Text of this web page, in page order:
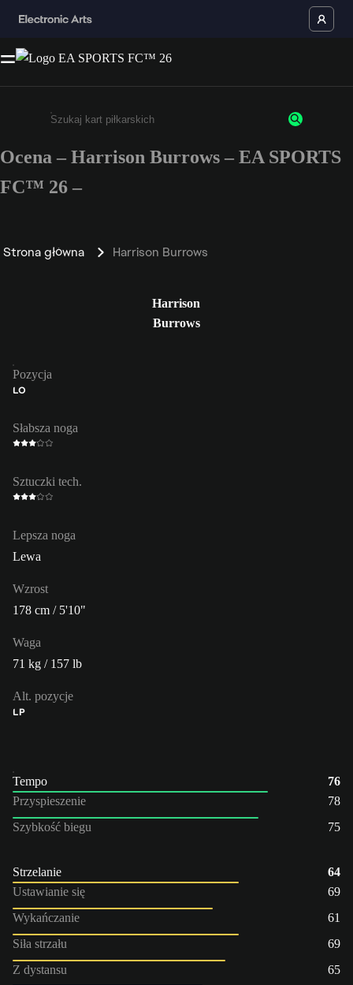
Wpisz co najmniej 3 znaki lub cyfry.
Ocena – Harrison Burrows – EA SPORTS
FC™ 26 –
Strona główna Harrison Burrows
Harrison
Burrows
Pozycja
LO
Słabsza noga
Sztuczki tech.
Lepsza noga
Lewa
Wzrost
178 cm / 5'10"
Waga
71 kg / 157 lb
Alt. pozycje
LP
Tempo
76
Przyspieszenie
78
Szybkość biegu
75
Strzelanie
64
Ustawianie się
69
Wykańczanie
61
Siła strzału
69
Z dystansu
65